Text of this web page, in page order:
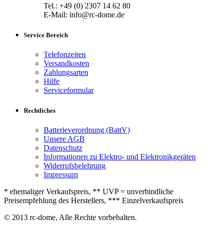
Tel.: +49 (0) 2307 14 62 80
E-Mail: info@rc-dome.de
Service Bereich
Telefonzeiten
Versandkosten
Zahlungsarten
Hilfe
Serviceformular
Rechtliches
Batterieverordnung (BattV)
Unsere AGB
Datenschutz
Informationen zu Elektro- und Elektronikgeräten
Widerrufsbelehrung
Impressum
* ehemaliger Verkaufspreis, ** UVP = unverbindliche
Preisempfehlung des Herstellers, *** Einzelverkaufspreis
© 2013 rc-dome, Alle Rechte vorbehalten.